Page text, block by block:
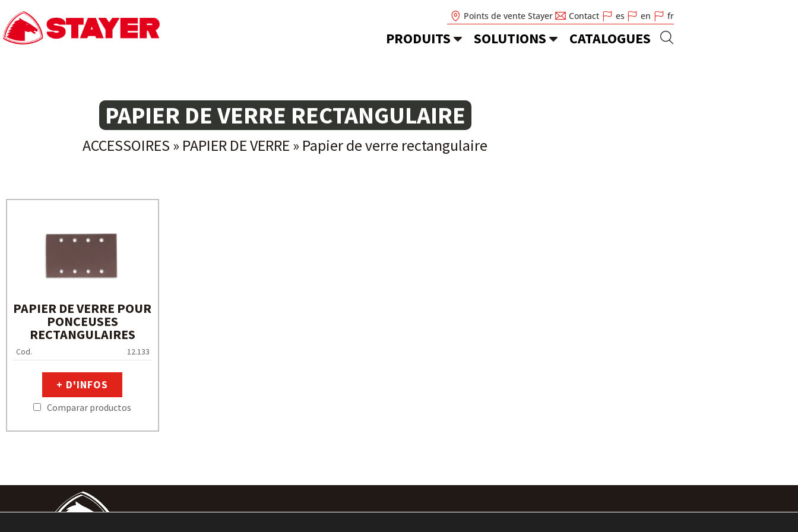
Points de vente Stayer Contact es en fr
PRODUITS SOLUTIONS CATALOGUES
PAPIER DE VERRE RECTANGULAIRE
ACCESSOIRES » PAPIER DE VERRE » Papier de verre rectangulaire
PAPIER DE VERRE POUR
PONCEUSES
RECTANGULAIRES
Cod. 12.133
+ D'INFOS
Comparar productos